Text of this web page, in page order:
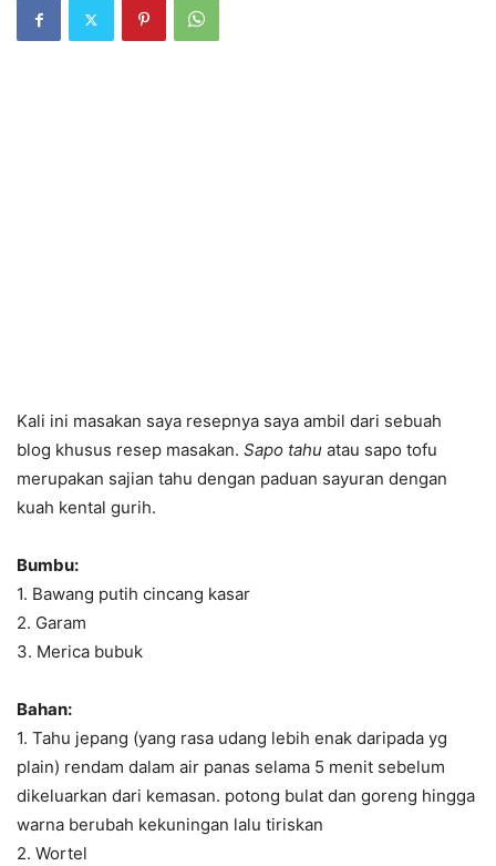
Kali ini masakan saya resepnya saya ambil dari sebuah
blog khusus resep masakan. Sapo tahu atau sapo tofu
merupakan sajian tahu dengan paduan sayuran dengan
kuah kental gurih.
Bumbu:
1. Bawang putih cincang kasar
2. Garam
3. Merica bubuk
Bahan:
1. Tahu jepang (yang rasa udang lebih enak daripada yg
plain) rendam dalam air panas selama 5 menit sebelum
dikeluarkan dari kemasan. potong bulat dan goreng hingga
warna berubah kekuningan lalu tiriskan
2. Wortel